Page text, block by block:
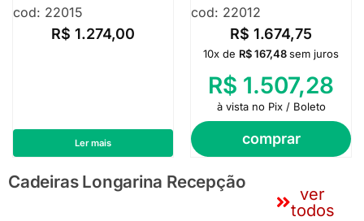
cod: 22015
R$ 1.274,00
Ler mais
cod: 22012
R$ 1.674,75
comprar
10x de R$167,48sem juros
R$ 1.507,28
à vista no Pix / Boleto
Cadeiras Longarina Recepção
ver
todos